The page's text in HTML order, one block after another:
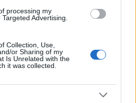
processing my
Advertising.
Collection, Use,
or Sharing of my
Is Unrelated with the
it was collected.